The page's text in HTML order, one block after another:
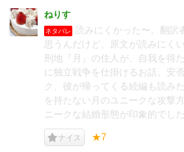
ねりす
ネタバレ
読みにくかった〜。翻訳
思うんだけど、原文が読みにく
刑地『月』の住人が、自我を得
に独立戦争を仕掛けるお話。安
ク、彼が帰ってくる続編も読み
を持たない月のユニークな攻撃
ニークな結婚形態が印象的でした
ナイス ★7